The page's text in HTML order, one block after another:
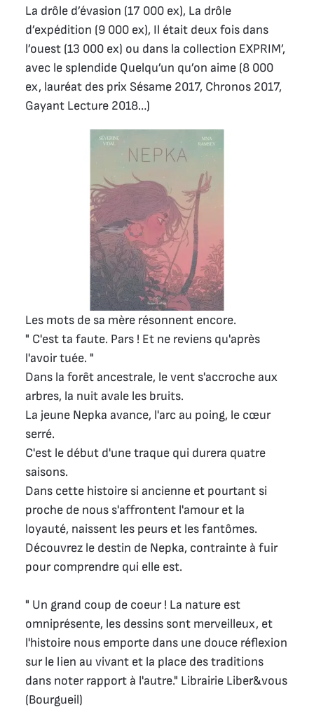
La drôle d’évasion (17 000 ex), La drôle
d’expédition (9 000 ex), Il était deux fois dans
l’ouest (13 000 ex) ou dans la collection EXPRIM’,
avec le splendide Quelqu’un qu’on aime (8 000
ex, lauréat des prix Sésame 2017, Chronos 2017,
Gayant Lecture 2018…)
Les mots de sa mère résonnent encore.
" C'est ta faute. Pars ! Et ne reviens qu'après
l'avoir tuée. "
Dans la forêt ancestrale, le vent s'accroche aux
arbres, la nuit avale les bruits.
La jeune Nepka avance, l'arc au poing, le cœur
serré.
C'est le début d'une traque qui durera quatre
saisons.
Dans cette histoire si ancienne et pourtant si
proche de nous s'affrontent l'amour et la
loyauté, naissent les peurs et les fantômes.
Découvrez le destin de Nepka, contrainte à fuir
pour comprendre qui elle est.
" Un grand coup de coeur ! La nature est
omniprésente, les dessins sont merveilleux, et
l'histoire nous emporte dans une douce réflexion
sur le lien au vivant et la place des traditions
dans noter rapport à l'autre." Librairie Liber&vous
(Bourgueil)